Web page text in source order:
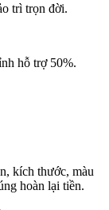
trì trọn đời.
hỗ trợ 50%.
kích thước, màu
hoàn lại tiền.